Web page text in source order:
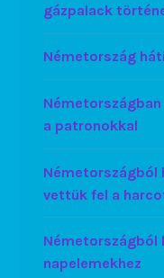
gázpalack
Németország
a patronokkal
Németországból
vettük fel a
napelemekhez